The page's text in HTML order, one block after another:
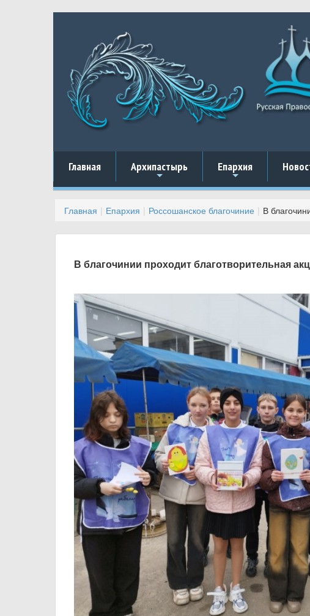
Главная
+
Архипастырь
+
Епархия
Главная Епархия Россошанское благочиние В
В благочинии проходит благотворительная